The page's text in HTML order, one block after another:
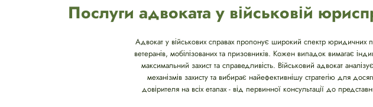
Послуги адвоката у військовій
Адвокат у військових справах пропонує широкий спектр юридичних
ветеранів, мобілізованих та призовників. Кожен випадок вимагає
максимальний захист та справедливість. Військовий адвокат
механізмів захисту та вибирає найефективнішу стратегію для
довірителя на всіх етапах - від первинної консультації до